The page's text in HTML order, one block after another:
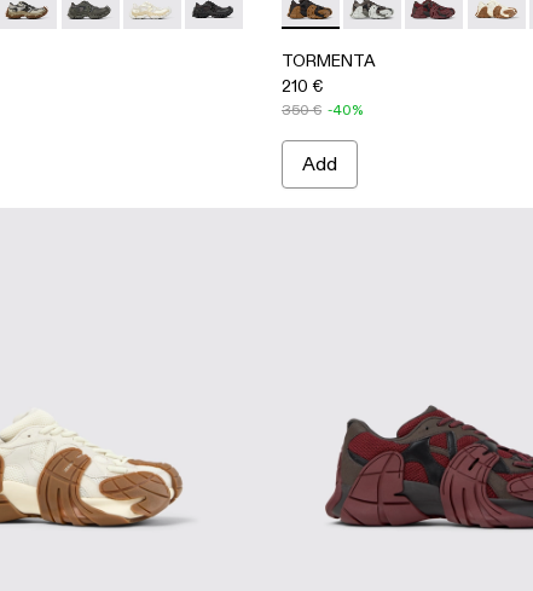
- BLACK009 - GRAY-ORANGE
- A500043-008 - GRAY-BLUE
TORNADO - A500043-007 - GRAY-BEIGE
TORNADO - A500043-006 - GRAY
TORNADO - A500043-002 - WHITE
TORNADO - A500043-001 - BLACK
TORMENTA - A500013-025
TORMENTA -
TORMENTA
TORMENTA
210 €
350 € -40%
Add